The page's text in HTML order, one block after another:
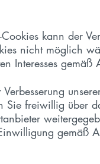
kann der
nicht möglich
Interesses
Verbesserung
Sie freiwillig über
gemäß